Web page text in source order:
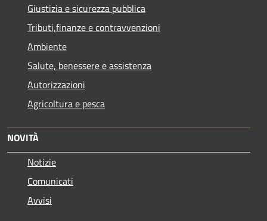
Giustizia e sicurezza pubblica
Tributi,finanze e contravvenzioni
Ambiente
Salute, benessere e assistenza
Autorizzazioni
Agricoltura e pesca
NOVITÀ
Notizie
Comunicati
Avvisi